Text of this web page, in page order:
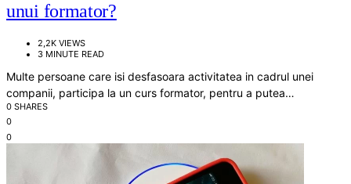
unui formator?
2,2K VIEWS
3 MINUTE READ
Multe persoane care isi desfasoara activitatea in cadrul unei
companii, participa la un curs formator, pentru a putea…
0 SHARES
0
0